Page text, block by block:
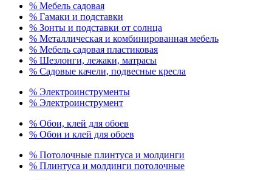
% Мебель садовая
% Гамаки и подставки
% Зонты и подставки от солнца
% Металлическая и комбинированная мебель
% Мебель садовая пластиковая
% Шезлонги, лежаки, матрасы
% Садовые качели, подвесные кресла
% Электроинструменты
% Электроинструмент
% Обои, клей для обоев
% Обои и клей для обоев
% Потолочные плинтуса и молдинги
% Плинтуса и молдинги потолочные